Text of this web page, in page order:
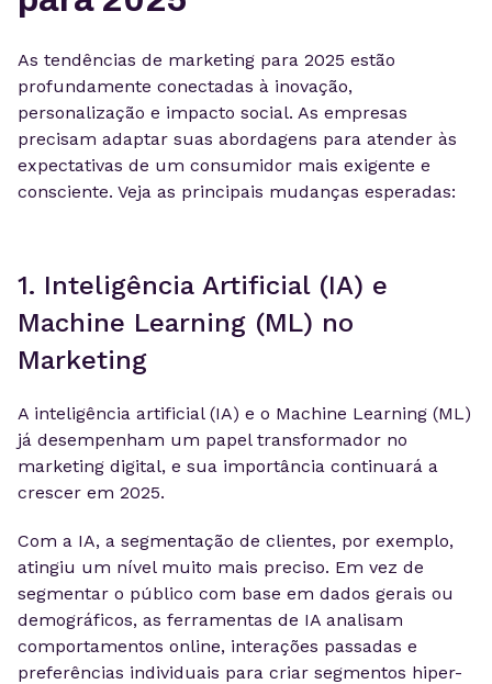
As tendências de marketing para 2025 estão
profundamente conectadas à inovação,
personalização e impacto social. As empresas
precisam adaptar suas abordagens para atender às
expectativas de um consumidor mais exigente e
consciente. Veja as principais mudanças esperadas:
1. Inteligência Artificial (IA) e
Machine Learning (ML) no
Marketing
A inteligência artificial (IA) e o Machine Learning (ML)
já desempenham um papel transformador no
marketing digital, e sua importância continuará a
crescer em 2025.
Com a IA, a segmentação de clientes, por exemplo,
atingiu um nível muito mais preciso. Em vez de
segmentar o público com base em dados gerais ou
demográficos, as ferramentas de IA analisam
comportamentos online, interações passadas e
preferências individuais para criar segmentos hiper-